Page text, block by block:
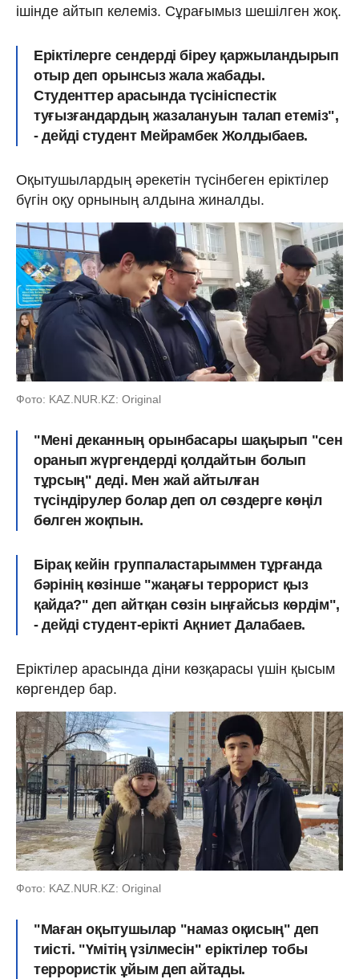
ішінде айтып келеміз. Сұрағымыз шешілген жоқ.
Еріктілерге сендерді біреу қаржыландырып
отыр деп орынсыз жала жабады.
Студенттер арасында түсініспестік
туғызғандардың жазалануын талап етеміз",
- дейді студент Мейрамбек Жолдыбаев.
Оқытушылардың әрекетін түсінбеген еріктілер
бүгін оқу орнының алдына жиналды.
Фото: KAZ.NUR.KZ: Original
"Мені деканның орынбасары шақырып "сен
оранып жүргендерді қолдайтын болып
тұрсың" деді. Мен жай айтылған
түсіндірулер болар деп ол сөздерге көңіл
бөлген жоқпын.
Бірақ кейін группаластарыммен тұрғанда
бәрінің көзінше "жаңағы террорист қыз
қайда?" деп айтқан сөзін ыңғайсыз көрдім",
- дейді студент-ерікті Ақниет Далабаев.
Еріктілер арасында діни көзқарасы үшін қысым
көргендер бар.
Фото: KAZ.NUR.KZ: Original
"Маған оқытушылар "намаз оқисың" деп
тиісті. "Үмітің үзілмесін" еріктілер тобы
террористік ұйым деп айтады.